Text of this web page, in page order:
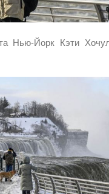
Нью-Йорк Кэти